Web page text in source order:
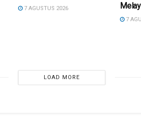
7 AGUSTUS 2026
7
LOAD MORE